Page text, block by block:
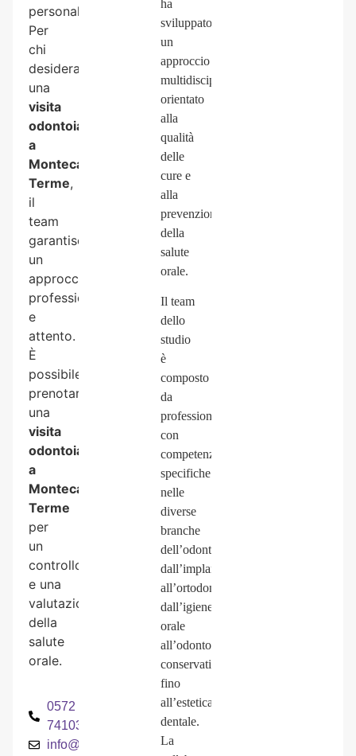
personalizzati.
Per
chi
desidera
una
visita
odontoiatrica
a
Montecatini
Terme,
il
team
garantisce
un
approccio
professionale
e
attento.
È
possibile
prenotare
una
visita
odontoiatrica
a
Montecatini
Terme
per
un
controllo
e una
valutazione
della
salute
orale.
0572
74103
info@odontoiatriaancillotti.it
ha
sviluppato
un
approccio
multidisciplinare
orientato
alla
qualità
delle
curee
alla
prevenzione
della
salute
orale.
Ilteam
dello
studio
è
composto
da
professionisti
con
competenze
specifiche
nelle
diverse
branche
dell’odontoiatria,
dall’implantologia
all’ortodonzia,
dall’igiene
orale
all’odontoiatria
conservativa
fino
all’estetica
dentale.
La